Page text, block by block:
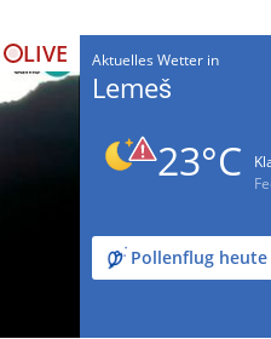
LIVE Aktuelles Wetter in
Lemeš
23°C
Pollenflug heute